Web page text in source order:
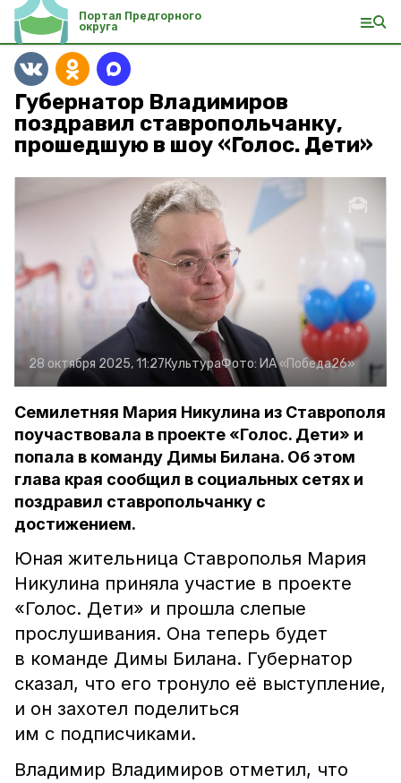
Портал Предгорного
округа
Губернатор Владимиров
поздравил ставропольчанку,
прошедшую в шоу «Голос. Дети»
28 октября 2025, 11:27КультураФото: ИА «Победа26»
Семилетняя Мария Никулина из Ставрополя
поучаствовала в проекте «Голос. Дети» и
попала в команду Димы Билана. Об этом
глава края сообщил в социальных сетях и
поздравил ставропольчанку с
достижением.
Юная жительница Ставрополья Мария
Никулина приняла участие в проекте
«Голос. Дети» и прошла слепые
прослушивания. Она теперь будет
в команде Димы Билана. Губернатор
сказал, что его тронуло её выступление,
и он захотел поделиться
им с подписчиками.
Владимир Владимиров отметил, что